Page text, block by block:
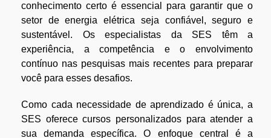
conhecimento certo é essencial para garantir que o
setor de energia elétrica seja confiável, seguro e
sustentável. Os especialistas da SES têm a
experiência, a competência e o envolvimento
contínuo nas pesquisas mais recentes para preparar
você para esses desafios.
Como cada necessidade de aprendizado é única, a
SES oferece cursos personalizados para atender a
sua demanda específica. O enfoque central é a